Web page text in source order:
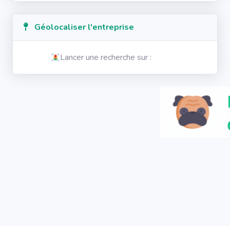
Géolocaliser l'entreprise
Lancer une recherche sur :